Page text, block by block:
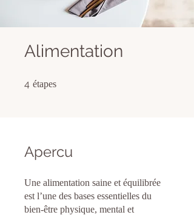
Alimentation
4 étapes
Apercu
Une alimentation saine et équilibrée
est l’une des bases essentielles du
bien-être physique, mental et